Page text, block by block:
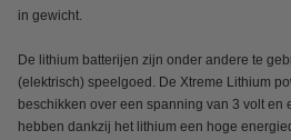
in gewicht.
De lithium batterijen zijn onder andere te
(elektrisch) speelgoed. De Xtreme Lithium
beschikken over een spanning van 3 volt en
hebben dankzij het lithium een hoge